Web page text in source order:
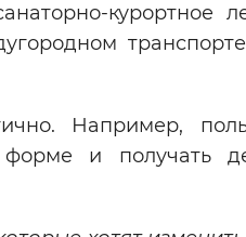
курортное
Например,
форме и получать